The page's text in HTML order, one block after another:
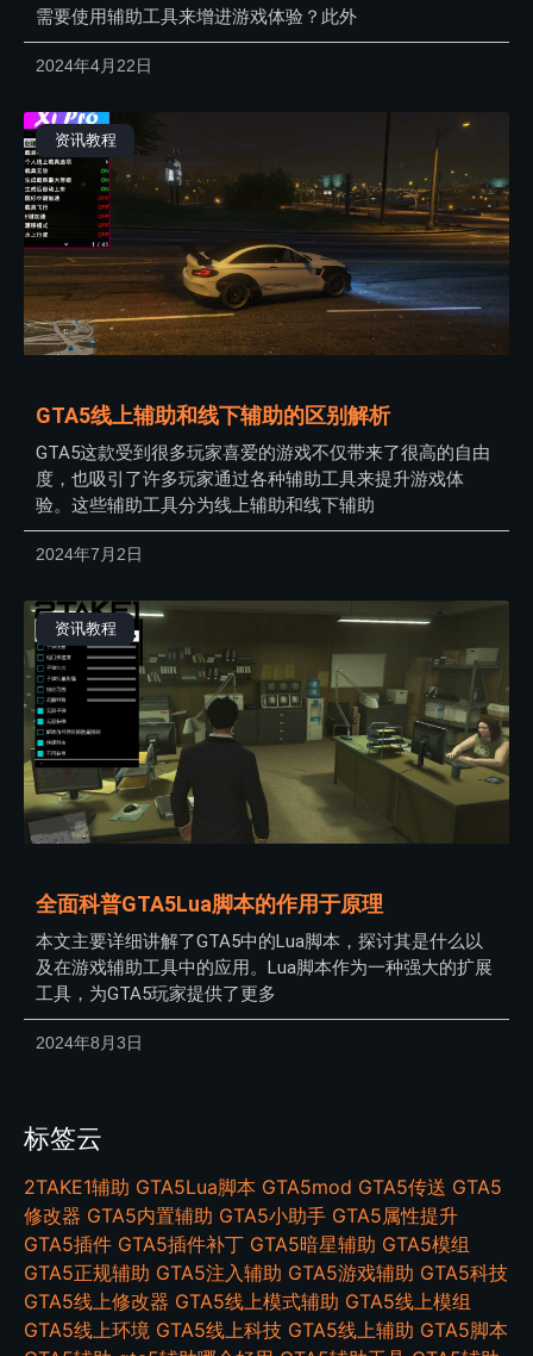
需要使用辅助工具来增进游戏体验？此外
2024年4月22日
资讯教程
GTA5线上辅助和线下辅助的区别解析
GTA5这款受到很多玩家喜爱的游戏不仅带来了很高的自由
度，也吸引了许多玩家通过各种辅助工具来提升游戏体
验。这些辅助工具分为线上辅助和线下辅助
2024年7月2日
资讯教程
全面科普GTA5Lua脚本的作用于原理
本文主要详细讲解了GTA5中的Lua脚本，探讨其是什么以
及在游戏辅助工具中的应用。Lua脚本作为一种强大的扩展
工具，为GTA5玩家提供了更多
2024年8月3日
标签云
2TAKE1辅助 GTA5Lua脚本 GTA5mod GTA5传送 GTA5
修改器 GTA5内置辅助 GTA5小助手 GTA5属性提升
GTA5插件 GTA5插件补丁 GTA5暗星辅助 GTA5模组
GTA5正规辅助 GTA5注入辅助 GTA5游戏辅助 GTA5科技
GTA5线上修改器 GTA5线上模式辅助 GTA5线上模组
GTA5线上环境 GTA5线上科技 GTA5线上辅助 GTA5脚本